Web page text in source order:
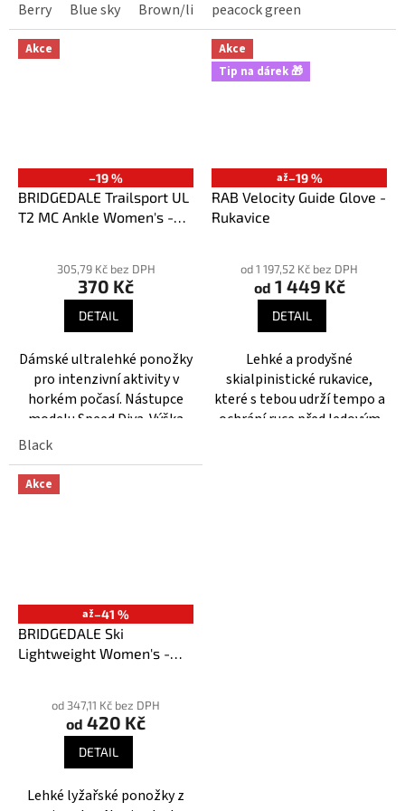
Klasická výška.
Berry Blue sky Brown/lime lilac/purple
peacock green
Akce
–19 %
BRIDGEDALE Trailsport UL
T2 MC Ankle Women's -
305,79 Kč bez DPH
370 Kč
DETAIL
Dámské ultralehké ponožky
pro intenzivní aktivity v
horkém počasí. Nástupce
modelu Speed Diva. Výška
Black
Akce
Tip na dárek 🎁
až–19 %
RAB Velocity Guide Glove -
Rukavice
hodnocení
produktu
hvězdiček.
od 1 197,52 Kč bez DPH
od 1 449 Kč
DETAIL
Lehké a prodyšné
skialpinistické rukavice,
které s tebou udrží tempo a
ochrání ruce před ledovým
Akce
až–41 %
BRIDGEDALE Ski
Lightweight Women's -
od 347,11 Kč bez DPH
od 420 Kč
DETAIL
Lehké lyžařské ponožky z